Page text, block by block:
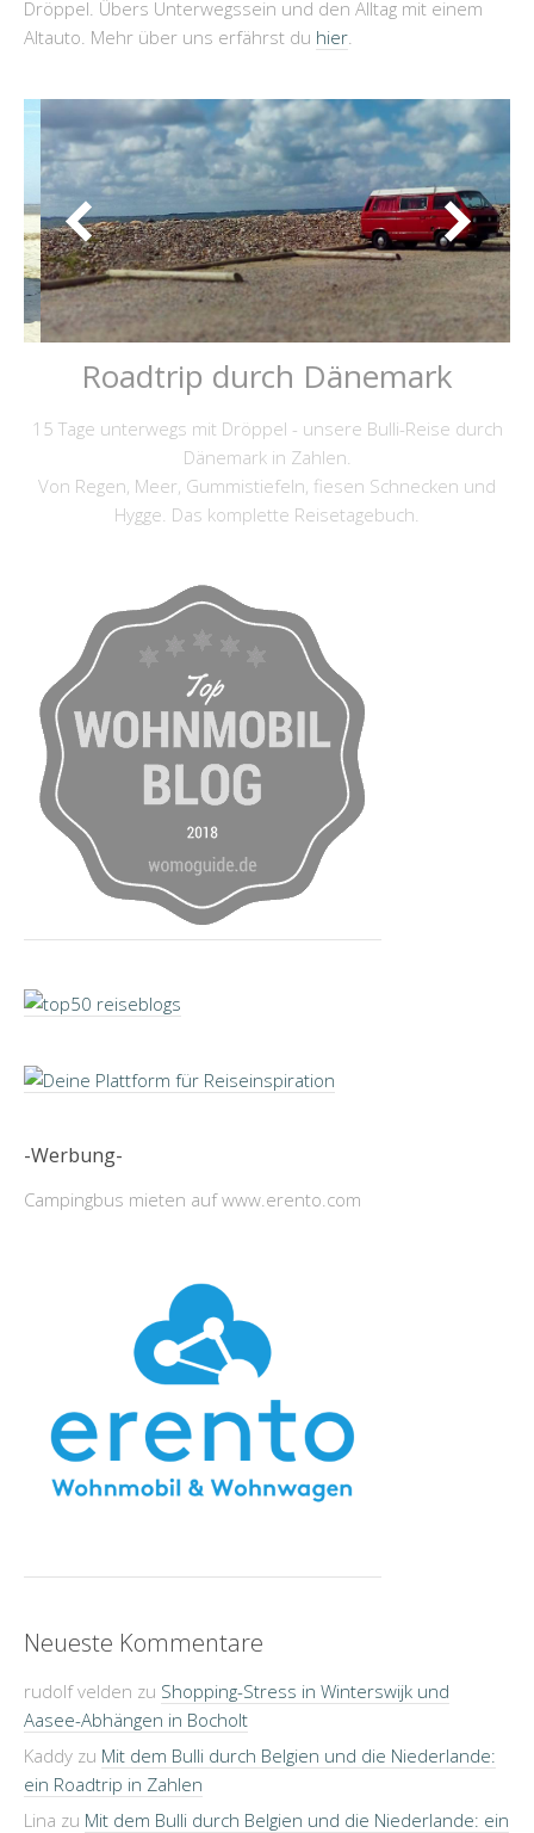
Dröppel. Übers Unterwegssein und den Alltag mit einem
Altauto. Mehr über uns erfährst du hier
Roadtrip durch Dänemark
15 Tage unterwegs mit Dröppel - unsere Bulli-Reise durch
Dänemark in Zahlen.
Von Regen, Meer, Gummistiefeln, fiesen Schnecken und
Hygge. Das komplette Reisetagebuch.
-Werbung-
Campingbus mieten auf www.erento.com
Neueste Kommentare
rudolf velden zu Shopping-Stress in Winterswijk und
Aasee-Abhängen in Bocholt
Kaddy zu Mit dem Bulli durch Belgien und die Niederlande:
ein Roadtrip in Zahlen
Lina zu Mit dem Bulli durch Belgien und die Niederlande: ein